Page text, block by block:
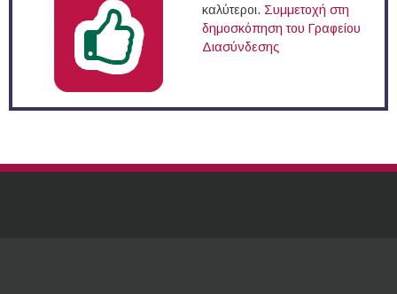
καλύτεροι. Συμμετοχή στη
δημοσκόπηση του Γραφείου
Διασύνδεσης